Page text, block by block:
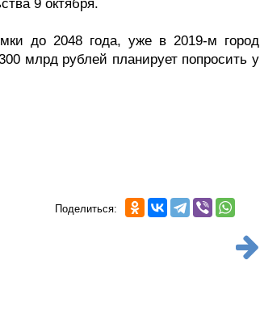
9 октября.
до 2048 года, уже в 2019-м город
млрд рублей планирует попросить у
Поделиться: